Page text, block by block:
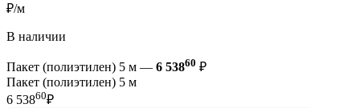
₽/м
В наличии
Пакет (полиэтилен) 5 м — 6 53860 ₽
Пакет (полиэтилен) 5 м
6 53860₽